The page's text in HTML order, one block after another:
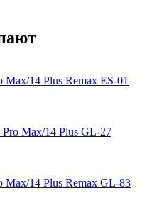
Max/14 Plus Remax ES-01
Pro Max/14 Plus GL-27
Max/14 Plus Remax GL-83